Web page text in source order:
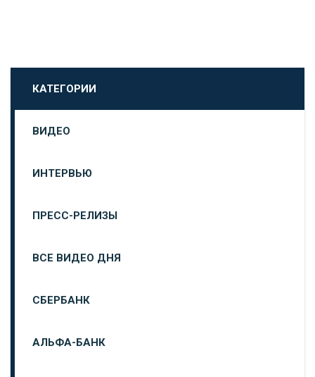
КАТЕГОРИИ
ВИДЕО
ИНТЕРВЬЮ
ПРЕСС-РЕЛИЗЫ
ВСЕ ВИДЕО ДНЯ
СБЕРБАНК
АЛЬФА-БАНК